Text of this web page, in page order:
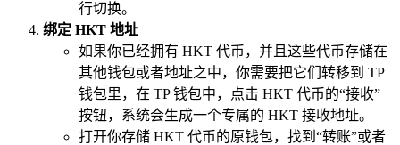
行切换。
绑定 HKT 地址
如果你已经拥有 HKT 代币，并且这些代币存储在
其他钱包或者地址之中，你需要把它们转移到 TP
钱包里，在 TP 钱包中，点击 HKT 代币的“接收”
按钮，系统会生成一个专属的 HKT 接收地址。
打开你存储 HKT 代币的原钱包，找到“转账”或者